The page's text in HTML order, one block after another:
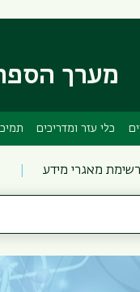
מערך
כלי עזר ומדריכים
רשימת מאגרי מידע